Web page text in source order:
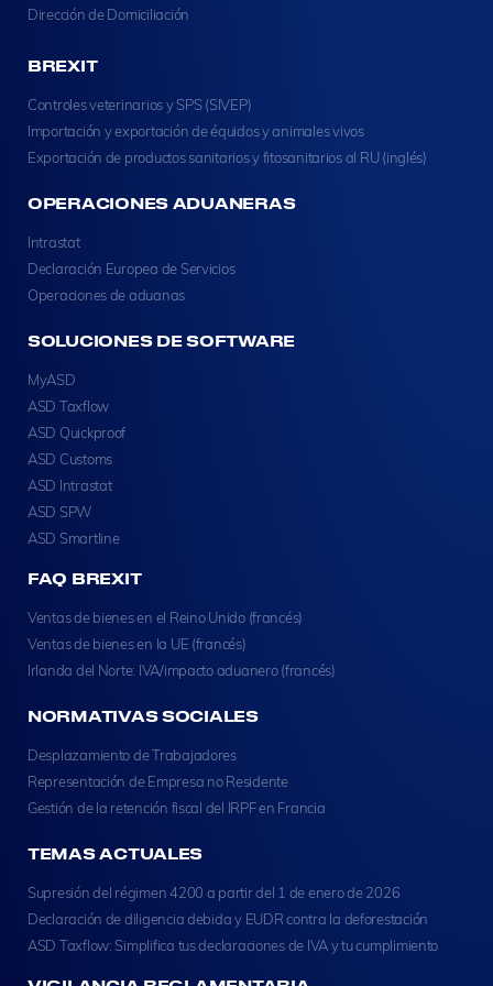
Dirección de Domiciliación
BREXIT
Controles veterinarios y SPS (SIVEP)
Importación y exportación de équidos y animales vivos
Exportación de productos sanitarios y fitosanitarios al RU (inglés)
OPERACIONES ADUANERAS
Intrastat
Declaración Europea de Servicios
Operaciones de aduanas
SOLUCIONES DE SOFTWARE
MyASD
ASD Taxflow
ASD Quickproof
ASD Customs
ASD Intrastat
ASD SPW
ASD Smartline
FAQ BREXIT
Ventas de bienes en el Reino Unido (francés)
Ventas de bienes en la UE (francés)
Irlanda del Norte: IVA/impacto aduanero (francés)
NORMATIVAS SOCIALES
Desplazamiento de Trabajadores
Representación de Empresa no Residente
Gestión de la retención fiscal del IRPF en Francia
TEMAS ACTUALES
Supresión del régimen 4200 a partir del 1 de enero de 2026
Declaración de diligencia debida y EUDR contra la deforestación
ASD Taxflow: Simplifica tus declaraciones de IVA y tu cumplimiento